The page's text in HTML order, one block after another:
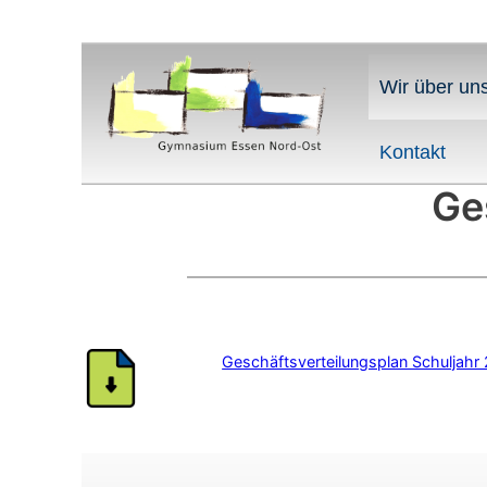
Wir über
Kontakt
Geschäftsverteilungsplan Schuljahr